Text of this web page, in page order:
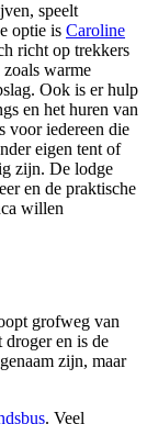
speelt
optie is Caroline
richt op trekkers
warme
Ook is er hulp
en het huren van
voor iedereen die
eigen tent of
zijn. De lodge
en de praktische
willen
grofweg van
droger en is de
zijn, maar
. Veel